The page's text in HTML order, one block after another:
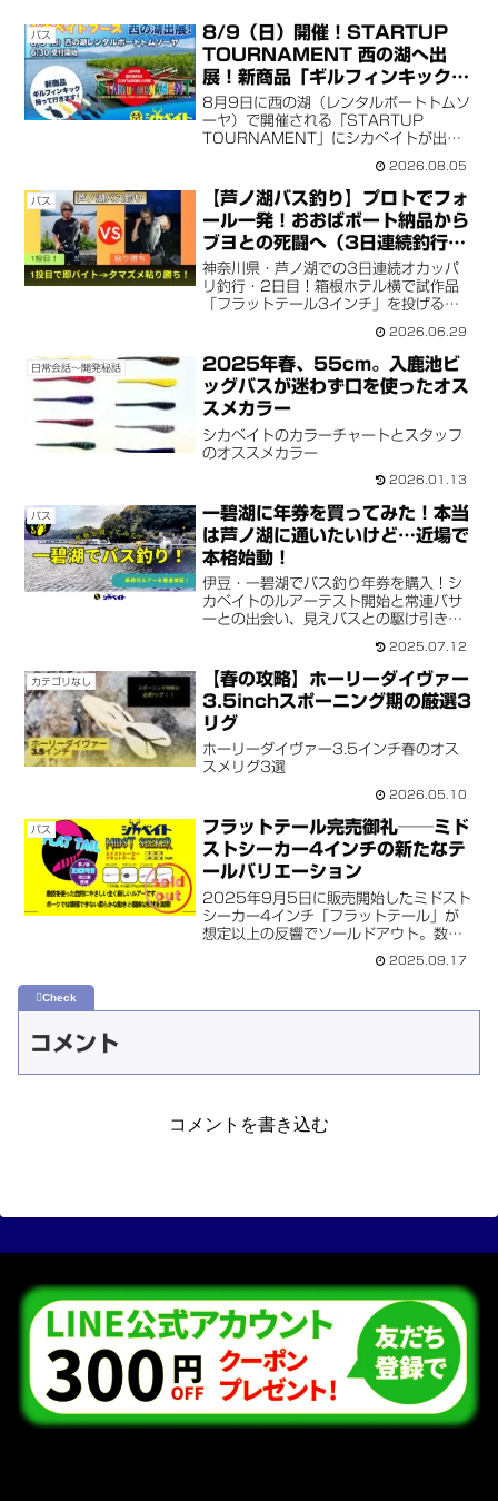
バス
8/9（日）開催！STARTUP
TOURNAMENT 西の湖へ出
展！新商品「ギルフィンキック」
もお披露目！
8月9日に西の湖（レンタルボートトムソ
ーヤ）で開催される「STARTUP
TOURNAMENT」にシカベイトが出展
アメブロ紹介への感謝と、大注目の新ル
アー「ギルフィンキック」のお披露目情
報をお届けします。
2026.08.05
バス
【芦ノ湖バス釣り】プロトでフォ
ール一発！おおばボート納品から
ブヨとの死闘へ（3日連続釣行・
2日目）
神奈川県・芦ノ湖での3日連続オカッパ
リ釣行・2日目！箱根ホテル横で試作品
「フラットテール3インチ」を投げると
納品を終え、夕方に現場へ戻ると激スレ
＆大量のブヨの猛攻が……。シカベイト
で仕留めた執念の夕マズメ攻略を徹底レ
ポート。
2026.06.29
日常会話〜開発秘話
2025年春、55cm。入鹿池ビ
ッグバスが迷わず口を使ったオス
スメカラー
シカベイトのカラーチャートとスタッフ
のオススメカラー
2026.01.13
バス
一碧湖に年券を買ってみた！本当
は芦ノ湖に通いたいけど…近場で
本格始動！
伊豆・一碧湖でバス釣り年券を購入！シ
カベイトのルアーテスト開始と常連バサ
ーとの出会い、見えバスとの駆け引きな
け。今後の開発にも注目です。
2025.07.12
カテゴリなし
【春の攻略】ホーリーダイヴァー
3.5inchスポーニング期の厳選3
リグ
ホーリーダイヴァー3.5インチ春のオス
スメリグ3選
2026.05.10
バス
フラットテール完売御礼──ミド
ストシーカー4インチの新たなテ
ールバリエーション
2025年9月5日に販売開始したミドスト
シーカー4インチ「フラットテール」が
想定以上の反響でソールドアウト。数量
した背景や、今後の展望をお伝えしま
2025.09.17
コメント
コメントを書き込む